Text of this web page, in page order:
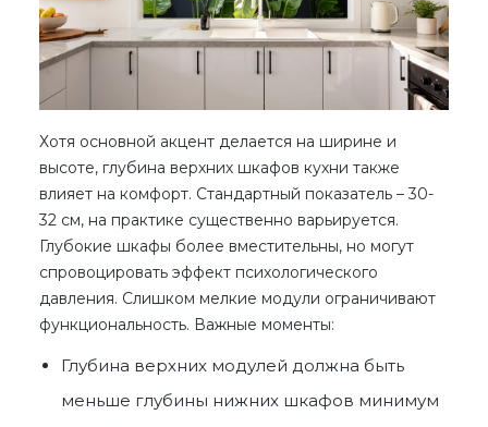
Хотя основной акцент делается на ширине и
высоте, глубина верхних шкафов кухни также
влияет на комфорт. Стандартный показатель – 30-
32 см, на практике существенно варьируется.
Глубокие шкафы более вместительны, но могут
спровоцировать эффект психологического
давления. Слишком мелкие модули ограничивают
функциональность. Важные моменты:
Глубина верхних модулей должна быть
меньше глубины нижних шкафов минимум